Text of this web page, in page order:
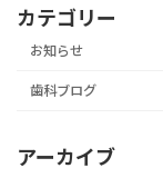
カテゴリー
お知らせ
歯科ブログ
アーカイブ